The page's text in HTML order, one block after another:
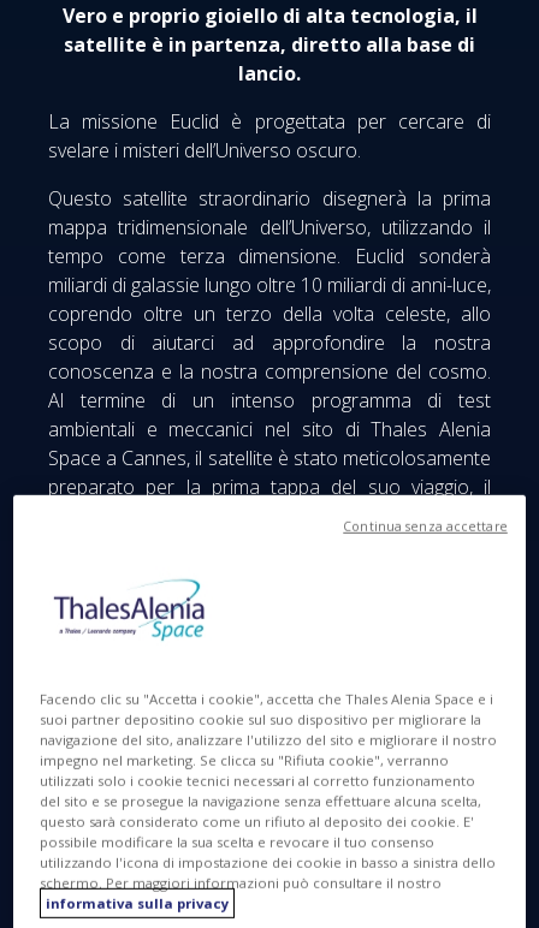
Vero e proprio gioiello di alta tecnologia, il
satellite è in partenza, diretto alla base di
lancio.
La missione Euclid è progettata per cercare di
svelare i misteri dell’Universo oscuro.
Questo satellite straordinario disegnerà la prima
mappa tridimensionale dell’Universo, utilizzando il
tempo come terza dimensione. Euclid sonderà
miliardi di galassie lungo oltre 10 miliardi di anni-luce,
coprendo oltre un terzo della volta celeste, allo
scopo di aiutarci ad approfondire la nostra
conoscenza e la nostra comprensione del cosmo.
Al termine di un intenso programma di test
ambientali e meccanici nel sito di Thales Alenia
Space a Cannes, il satellite è stato meticolosamente
preparato per la prima tappa del suo viaggio, il
porto di Savona, che ha raggiunto alcune ore fa.
sino al sito di lancio di Cape Canaveral, in Florida.
Facendo clic su "Accetta i cookie", accetta che Thales Alenia Space e i
suoi partner depositino cookie sul suo dispositivo per migliorare la
navigazione del sito, analizzare l'utilizzo del sito e migliorare il nostro
impegno nel marketing. Se clicca su "Rifiuta cookie", verranno
utilizzati solo i cookie tecnici necessari al corretto funzionamento
del sito e se prosegue la navigazione senza effettuare alcuna scelta,
questo sarà considerato come un rifiuto al deposito dei cookie. E'
possibile modificare la sua scelta e revocare il tuo consenso
utilizzando l'icona di impostazione dei cookie in basso a sinistra dello
schermo. Per maggiori informazioni può consultare il nostro
informativa sulla privacy
Continua senza accettare